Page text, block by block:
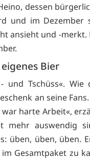
dessen
und im Dezember
ansieht und -merkt.
Bier
und Tschüss«. Wie
an seine
harte Arbeit«,
mehr auswendig
üben, üben, üben.
Gesamtpaket zu